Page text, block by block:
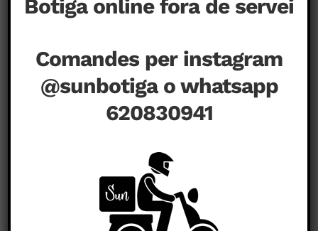
Botiga online fora de servei
Comandes per instagram
@sunbotiga o whatsapp
620830941